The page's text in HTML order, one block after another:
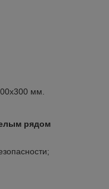
мм.
рядом